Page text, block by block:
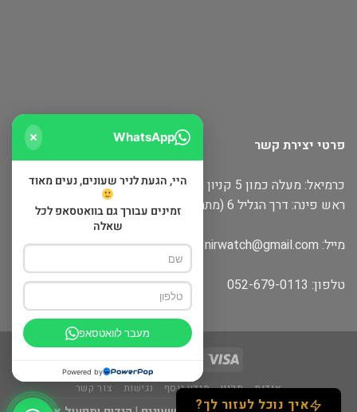
פרטי יצירת קשר
כרמיאל: מעלה כמון 5 קניון חוצות
ראש פינה: דרך הגליל 6 (מתחם שופינה)
מייל: nirwatch@gmail.com
טלפון: 052-679-0113
אודות תקנון מידע נוסף נגישות צור קשר
WhatsApp
היי, הגעת לניר שעונים, נעים מאוד
זמינים עבורך גם בוואטסאפ לכל
שאלה
מעבר לוואטסאפ
Powered by
איך נוכל לעזור לך?